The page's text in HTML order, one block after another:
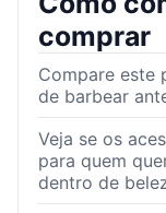
comprar
Compare este
de barbear
Veja se os
para quem
dentro de